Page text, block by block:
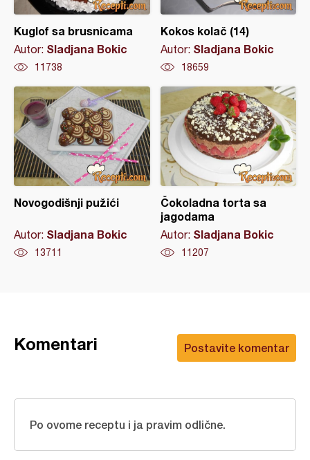
Kuglof sa brusnicama
Autor: Sladjana Bokic
11738
Kokos kolač (14)
Autor: Sladjana Bokic
18659
Novogodišnji pužići
Autor: Sladjana Bokic
13711
Čokoladna torta sa
jagodama
Autor: Sladjana Bokic
11207
Postavite komentar
Komentari
Po ovome receptu i ja pravim odlične.